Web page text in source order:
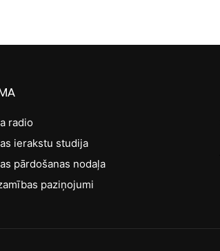
radio
ierakstu studija
pārdošanas nodaļa
paziņojumi